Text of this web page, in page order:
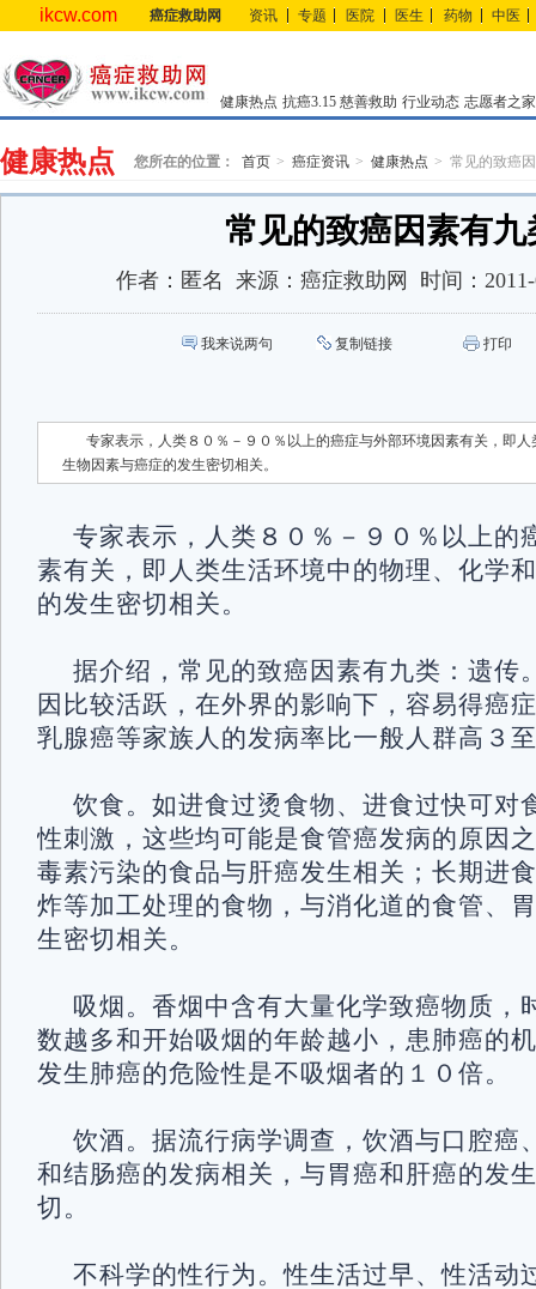
ikcw.com 癌症救助网 资讯 专题 医院 医生 药物 中医
健康热点 抗癌3.15 慈善救助 行业动态 志愿者之家
健康热点 您所在的位置： 首页 癌症资讯 健康热点 常见的致癌
常见的致癌因素有九
作者： 匿名 来源： 癌症救助网 时间：
我来说两句 复制链接 打印
专家表示，人类８０％－９０％以上的癌症与外部环境因素有关，即
生物因素与癌症的发生密切相关。
专家表示，人类８０％－９０％以上的
素有关，即人类生活环境中的物理、化学
的发生密切相关。
据介绍，常见的致癌因素有九类：遗传
因比较活跃，在外界的影响下，容易得癌
乳腺癌等家族人的发病率比一般人群高
饮食。如进食过烫食物、进食过快可对
性刺激，这些均可能是食管癌发病的原因
毒素污染的食品与肝癌发生相关；长期进
炸等加工处理的食物，与消化道的食管、
生密切相关。
吸烟。香烟中含有大量化学致癌物质，
数越多和开始吸烟的年龄越小，患肺癌的
发生肺癌的危险性是不吸烟者的１０
饮酒。据流行病学调查，饮酒与口腔癌
和结肠癌的发病相关，与胃癌和肝癌的发
切。
不科学的性行为。性生活过早、性活动